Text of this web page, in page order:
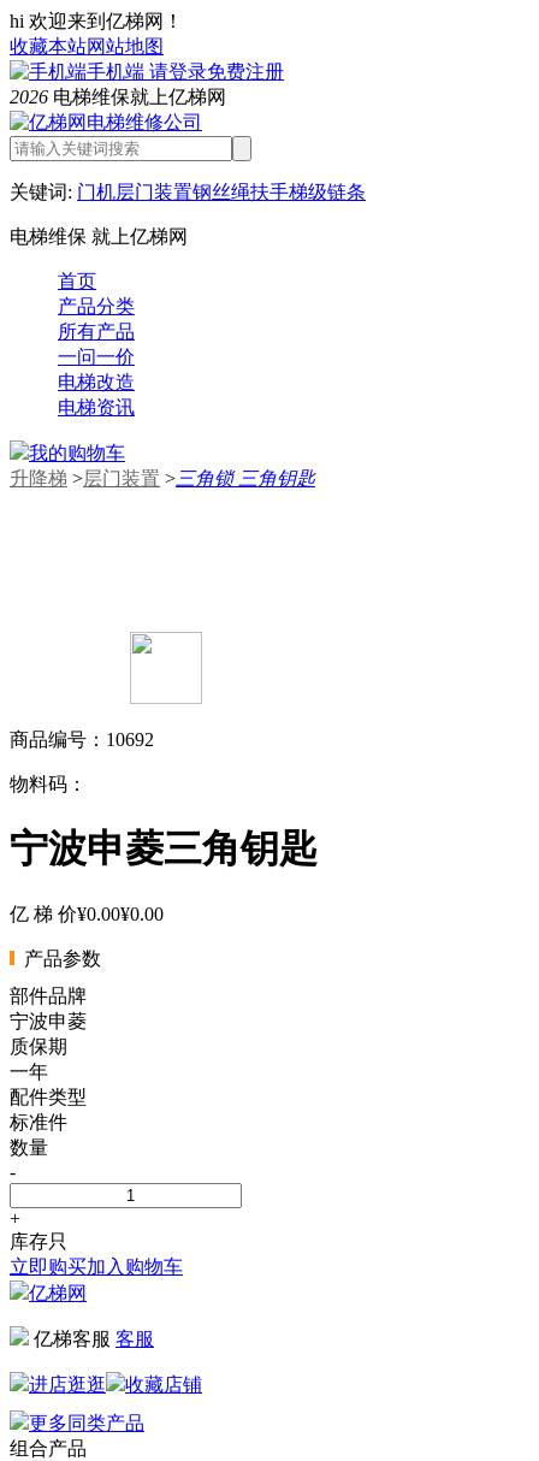
hi 欢迎来到亿梯网！
收藏本站网站地图
手机端 请登录免费注册
2026 电梯维保就上亿梯网
关键词: 门机层门装置钢丝绳扶手梯级链条
电梯维保 就上亿梯网
首页
产品分类
所有产品
一问一价
电梯改造
电梯资讯
我的购物车
升降梯 >层门装置 > 三角锁 三角钥匙
商品编号：10692
物料码：
宁波申菱三角钥匙
亿 梯 价¥0.00¥0.00
产品参数
部件品牌
宁波申菱
质保期
一年
配件类型
标准件
数量
-
+
库存只
立即购买加入购物车
亿梯网
亿梯客服 客服
进店逛逛
收藏店铺
更多同类产品
组合产品